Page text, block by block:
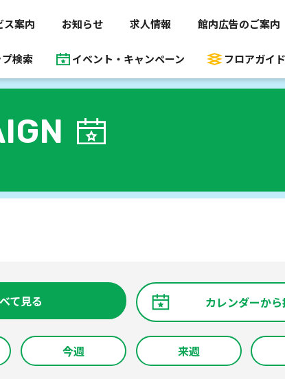
ス案内 お知らせ 求人情報 館内広告のご案内
検索 イベント・キャンペーン フロアガイド
て見る カレンダーか
今週 来週